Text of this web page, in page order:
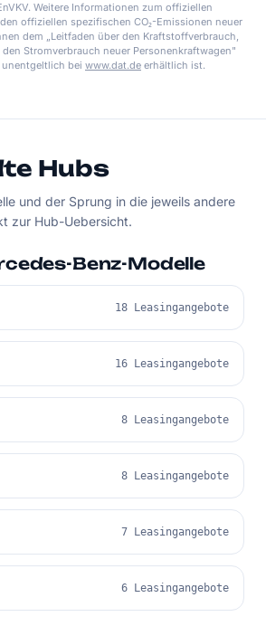
Weitere Informationen zum offiziellen
offiziellen spezifischen CO₂-Emissionen neuer
dem „Leitfaden über den Kraftstoffverbrauch,
Stromverbrauch neuer Personenkraftwagen"
bei www.dat.de erhältlich ist.
Hubs
und der Sprung in die jeweils andere
zur Hub-Uebersicht.
Benz-Modelle
18 Leasingangebote
16 Leasingangebote
8 Leasingangebote
8 Leasingangebote
7 Leasingangebote
6 Leasingangebote